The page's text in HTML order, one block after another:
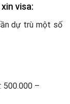
visa:
dự trù một số
500.000 –